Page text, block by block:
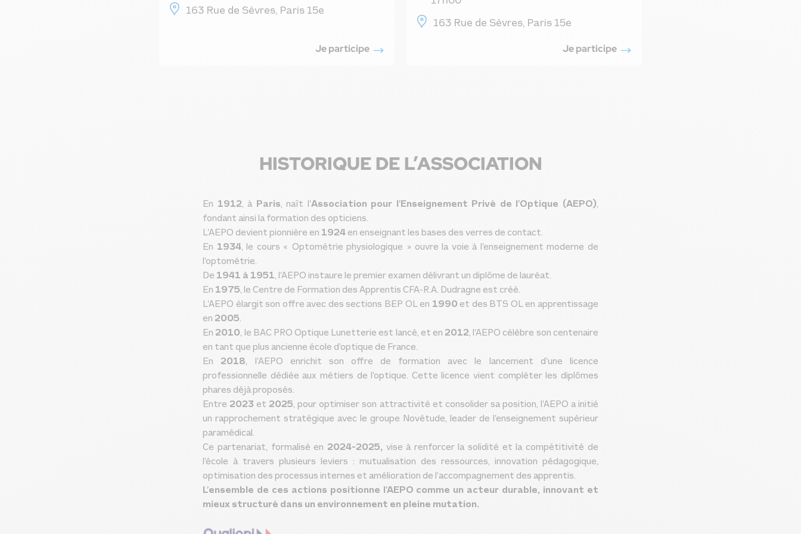
163 Rue de Sèvres, Paris 15e
Je participe
163 Rue de Sèvres, Paris 15e
Je participe
HISTORIQUE DE L’ASSOCIATION
En 1912, à Paris, naît l’Association pour l’Enseignement Privé de l’Optique (AEPO),
fondant ainsi la formation des opticiens.
L’AEPO devient pionnière en 1924 en enseignant les bases des verres de contact.
En 1934, le cours « Optométrie physiologique » ouvre la voie à l’enseignement moderne de
l’optométrie.
De 1941 à 1951, l’AEPO instaure le premier examen délivrant un diplôme de lauréat.
En 1975, le Centre de Formation des Apprentis CFA-R.A. Dudragne est créé.
L’AEPO élargit son offre avec des sections BEP OL en 1990 et des BTS OL en apprentissage
en 2005.
En 2010, le BAC PRO Optique Lunetterie est lancé, et en 2012, l’AEPO célèbre son centenaire
en tant que plus ancienne école d’optique de France.
En 2018, l’AEPO enrichit son offre de formation avec le lancement d’une licence
professionnelle dédiée aux métiers de l’optique. Cette licence vient compléter les diplômes
phares déjà proposés.
Entre 2023 et 2025, pour optimiser son attractivité et consolider sa position, l’AEPO a initié
un rapprochement stratégique avec le groupe Novétude, leader de l’enseignement supérieur
paramédical.
Ce partenariat, formalisé en 2024-2025, vise à renforcer la solidité et la compétitivité de
l’école à travers plusieurs leviers : mutualisation des ressources, innovation pédagogique,
optimisation des processus internes et amélioration de l’accompagnement des apprentis.
L’ensemble de ces actions positionne l’AEPO comme un acteur durable, innovant et
mieux structuré dans un environnement en pleine mutation.